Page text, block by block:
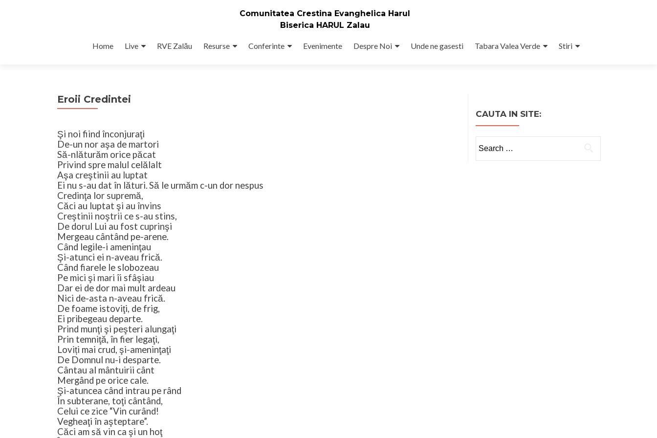
Comunitatea Crestina Evanghelica Harul
Biserica HARUL Zalau
Home Live RVE Zalău Resurse Conferinte Evenimente Despre Noi Unde ne gasesti Tabara Valea Verde Stiri
Eroii Credintei
Şi noi fiind înconjuraţi
De-un nor aşa de martori
Să-nlăturăm orice păcat
Privind spre malul celălalt
Aşa creştinii au luptat
Ei nu s-au dat în lături.Să le urmăm c-un dor nespus
Credinţa lor supremă,
Căci au luptat şi au învins
Creştinii noştrii ce s-au stins,
De dorul Lui au fost cuprinşi
Mergeau cântând pe-arene.
Când legile-i ameninţau
Şi-atunci ei n-aveau frică.
Când fiarele le slobozeau
Pe mici şi mari îi sfâşiau
Dar ei de dor mai mult ardeau
Nici de-asta n-aveau frică.
De foame istoviţi, de frig,
Ei pribegeau departe.
Prind munţi şi peşteri alungaţi
Prin temniţă, în fier legaţi,
Loviți mai crud, şi-ameninţaţi
De Domnul nu-i desparte.
Cântau al mântuirii cânt
Mergând pe orice cale.
Şi-atuncea când intrau pe rând
În subterane, toţi cântând,
Celui ce zice “Vin curând!
Vegheaţi în aşteptare”.
Căci am să vin ca şi un hoţ
CAUTA IN SITE:
for: